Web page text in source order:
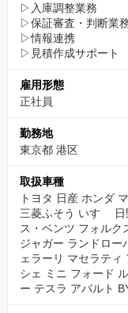
▷入庫調整業務
▷保証審査・判断業
▷情報連携
▷見積作成サポート
雇用形態
正社員
勤務地
東京都 港区
取扱車種
トヨタ 日産 ホンダ
三菱ふそう いすゞ
ス・ベンツ フォルク
ジャガー ランドロー
ェラーリ マセラテ
シェ ミニ フォード
ー テスラ アバルト